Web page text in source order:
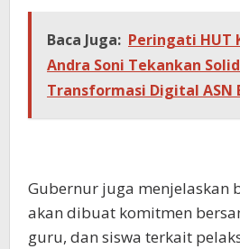
Baca Juga: Peringati HUT
Andra Soni Tekankan
Transformasi Digital ASN
Gubernur juga menjelaskan
akan dibuat komitmen
guru, dan siswa terkait